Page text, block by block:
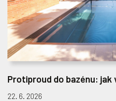
Protiproud do bazénu:
22. 6. 2026